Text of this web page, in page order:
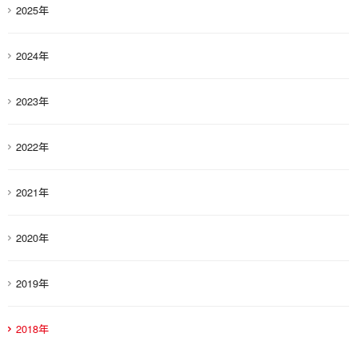
2025年
2024年
2023年
2022年
2021年
2020年
2019年
2018年